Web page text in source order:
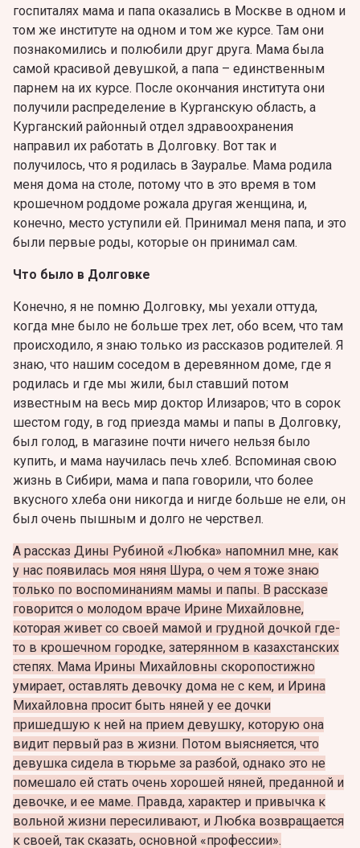
госпиталях мама и папа оказались в Москве в одном и
том же институте на одном и том же курсе. Там они
познакомились и полюбили друг друга. Мама была
самой красивой девушкой, а папа – единственным
парнем на их курсе. После окончания института они
получили распределение в Курганскую область, а
Курганский районный отдел здравоохранения
направил их работать в Долговку. Вот так и
получилось, что я родилась в Зауралье. Мама родила
меня дома на столе, потому что в это время в том
крошечном роддоме рожала другая женщина, и,
конечно, место уступили ей. Принимал меня папа, и это
были первые роды, которые он принимал сам.
Что было в Долговке
Конечно, я не помню Долговку, мы уехали оттуда,
когда мне было не больше трех лет, обо всем, что там
происходило, я знаю только из рассказов родителей. Я
знаю, что нашим соседом в деревянном доме, где я
родилась и где мы жили, был ставший потом
известным на весь мир доктор Илизаров; что в сорок
шестом году, в год приезда мамы и папы в Долговку,
был голод, в магазине почти ничего нельзя было
купить, и мама научилась печь хлеб. Вспоминая свою
жизнь в Сибири, мама и папа говорили, что более
вкусного хлеба они никогда и нигде больше не ели, он
был очень пышным и долго не черствел.
А рассказ Дины Рубиной «Любка» напомнил мне, как
у нас появилась моя няня Шура, о чем я тоже знаю
только по воспоминаниям мамы и папы. В рассказе
говорится о молодом враче Ирине Михайловне,
которая живет со своей мамой и грудной дочкой где-
то в крошечном городке, затерянном в казахстанских
степях. Мама Ирины Михайловны скоропостижно
умирает, оставлять девочку дома не с кем, и Ирина
Михайловна просит быть няней у ее дочки
пришедшую к ней на прием девушку, которую она
видит первый раз в жизни. Потом выясняется, что
девушка сидела в тюрьме за разбой, однако это не
помешало ей стать очень хорошей няней, преданной и
девочке, и ее маме. Правда, характер и привычка к
вольной жизни пересиливают, и Любка возвращается
к своей, так сказать, основной «профессии».